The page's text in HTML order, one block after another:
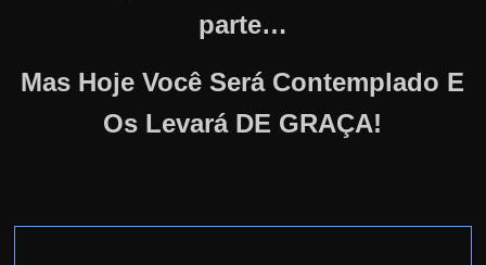
parte…
Mas Hoje Você Será Contemplado E
Os Levará DE GRAÇA!